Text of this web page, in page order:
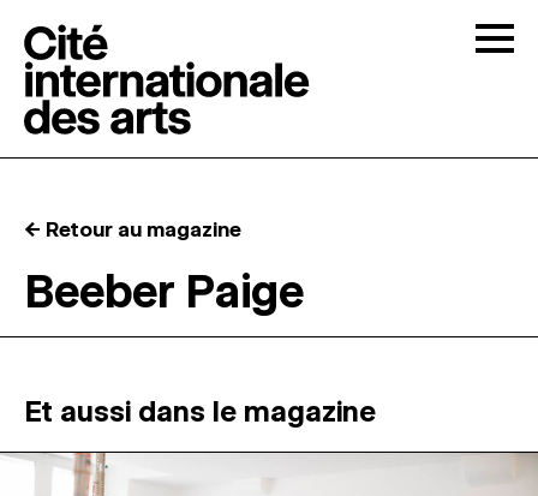
RÉSIDENCES ↓
ATELIERS OUVERTS
PROGRAMMATION
← Retour au magazine
Beeber Paige
Et aussi dans le magazine